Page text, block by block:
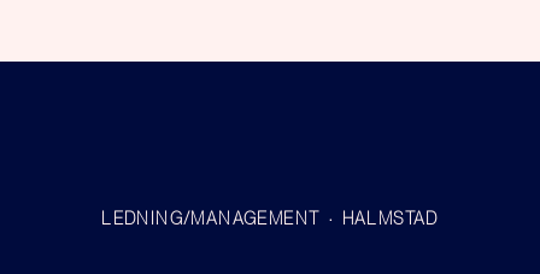
LEDNING/MANAGEMENT · HALMSTAD